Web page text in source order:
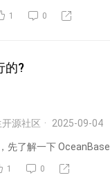
1 0
的?
源社区 2025-09-04
先了解一下 OceanBase
1 0